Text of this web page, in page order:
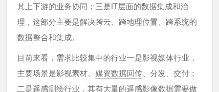
其上下游的业务协同；三是IT层面的数据集成和治
理，这部分主要是解决跨云、跨地理位置、跨系统的
数据整合和集成。
目前来看，需求比较集中的行业一是影视媒体行业，
主要场景是影视素材、 媒资数据回传、分发、交付；
二是遥感测绘行业，其有大量的遥感影像数据需要做